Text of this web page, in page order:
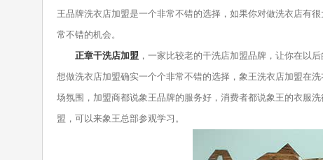
王品牌洗衣店加盟是一个非常不错的选择，如果你对做洗衣店有
常不错的机会。
正章干洗店加盟 ，一家比较老的干洗店加盟品牌，让你在以
想做洗衣店加盟确实一个个非常不错的选择，象王洗衣店加盟在
场氛围，加盟商都说象王品牌的服务好，消费者都说象王的衣服
盟，可以来象王总部参观学习。